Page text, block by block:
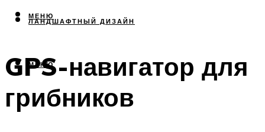
ЛАНДШАФТНЫЙ ДИЗАЙН
МЕНЮ
МЕНЮ
GPS-навигатор для
грибников